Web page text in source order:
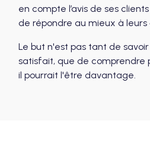
en compte l’avis de ses
de répondre au mieux à leurs
Le but n'est pas tant de
satisfait, que de comprendre
il pourrait l'être davantage.